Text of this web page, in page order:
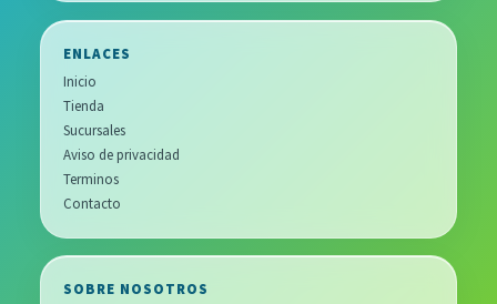
ENLACES
Inicio
Tienda
Sucursales
Aviso de privacidad
Terminos
Contacto
SOBRE NOSOTROS